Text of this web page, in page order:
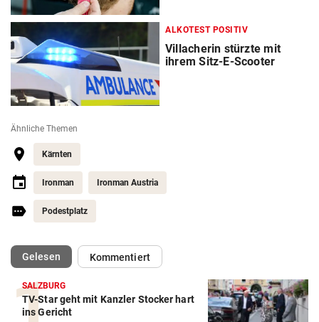
ALKOTEST POSITIV
Villacherin stürzte mit
ihrem Sitz-E-Scooter
Ähnliche Themen
Kärnten
Ironman Ironman Austria
Podestplatz
Gelesen(ausgewählt)Kommentiert
SALZBURG
TV-Star geht mit Kanzler Stocker hart
ins Gericht